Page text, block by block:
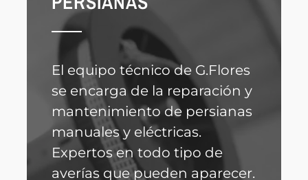
El equipo técnico de G.Flores
se encarga de la reparación y
mantenimiento de persianas
manuales y eléctricas.
Expertos en todo tipo de
averías que pueden aparecer.